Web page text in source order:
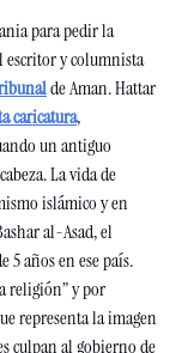
para pedir la
escritor y columnista
de Aman. Hattar
caricatura,
un antiguo
La vida de
islámico y en
al-Asad, el
5 años en ese país.
religión” y por
representa la imagen
culpan al gobierno de